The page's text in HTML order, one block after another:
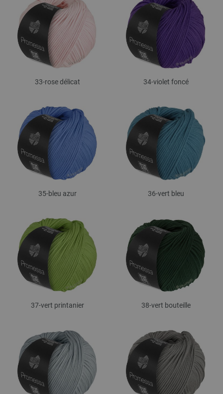
33-rose délicat 34-violet foncé
35-bleu azur 36-vert bleu
37-vert printanier 38-vert bouteille